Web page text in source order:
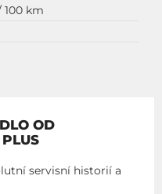
100 km
OD
servisní historií a